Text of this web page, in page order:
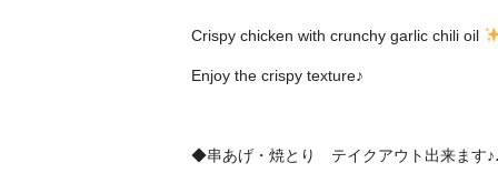
Crispy chicken with crunchy garlic chili oil
Enjoy the crispy texture♪
◆串あげ・焼とり テイクアウト出来ます